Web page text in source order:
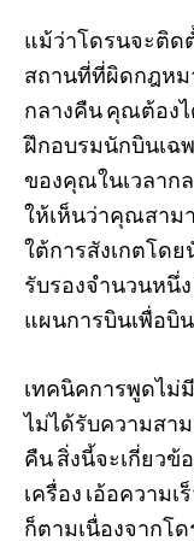
แม้ว่าโดรนจะติด
สถานที่ที่ผิดกฎหม
กลางคืน คุณต้อง
ฝึกอบรมนักบินเฉ
ของคุณในเวลาก
ให้เห็นว่าคุณสาม
ใต้การสังเกตโด
รับรองจำนวนหนึ่
แผนการบินเพื่อบิ
เทคนิคการพูดไม่
ไม่ได้รับความสา
คืน สิ่งนี้จะเกี่ยวข้
เครื่อง เอ้อความ
ก็ตามเนื่องจากโ